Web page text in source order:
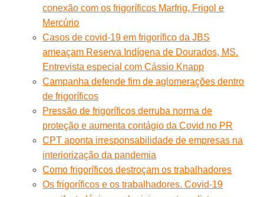
conexão com os frigoríficos Marfrig, Frigol e
Mercúrio
Casos de covid-19 em frigorífico da JBS
ameaçam Reserva Indígena de Dourados, MS.
Entrevista especial com Cássio Knapp
Campanha defende fim de aglomerações dentro
de frigoríficos
Pressão de frigoríficos derruba norma de
proteção e aumenta contágio da Covid no PR
CPT aponta irresponsabilidade de empresas na
interiorização da pandemia
Como frigoríficos destroçam os trabalhadores
Os frigoríficos e os trabalhadores. Covid-19